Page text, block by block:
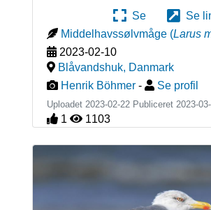
Se
Se
Middelhavssølvmåge (Larus
2023-02-10
Blåvandshuk, Danmark
Henrik Böhmer - Se profil
Uploadet 2023-02-22 Publiceret 2023-
1 1103